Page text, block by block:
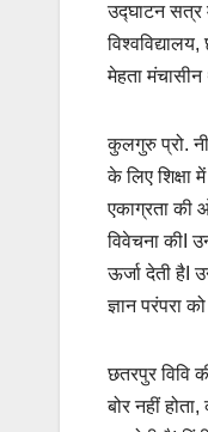
उद्घाटन सत्र
मेहता मंचासीन
कुलगुरु प्रो.
के लिए शिक्षा
एकाग्रता की
विवेचना कीI
ऊर्जा देती हैI
ज्ञान परंपरा
छतरपुर विवि
बोर नहीं